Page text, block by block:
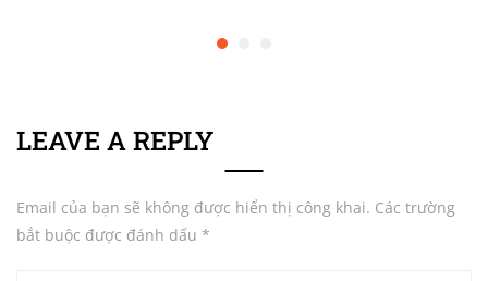
LEAVE A REPLY
Email của bạn sẽ không được hiển thị công khai. Các trường
bắt buộc được đánh dấu *